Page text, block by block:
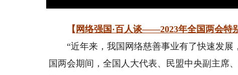
【 网络强国·百人谈——2023年全国两会特
“近年来，我国网络慈善事业有了快速发展
国两会期间，全国人大代表、民盟中央副主席